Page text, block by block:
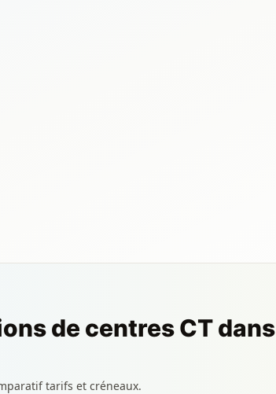
de centres CT dans
tarifs et créneaux.